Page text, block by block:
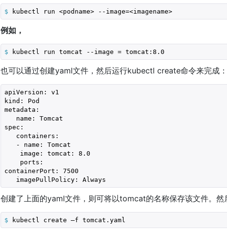
$ kubectl run <podname> --image=<imagename>
例如，
$ kubectl run tomcat --image = tomcat:8.0
也可以通过创建yaml文件，然后运行kubectl create命令来完成：
apiVersion: v1
kind: Pod
metadata:
   name: Tomcat
spec:
   containers:
   - name: Tomcat
    image: tomcat: 8.0
    ports:
containerPort: 7500
   imagePullPolicy: Always
创建了上面的yaml文件，则可将以tomcat的名称保存该文件。然
$ kubectl create –f tomcat.yaml